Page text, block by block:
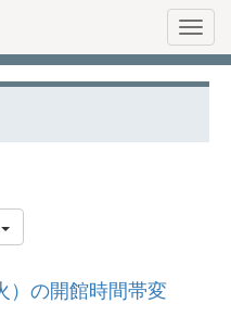
）の開館時間帯変